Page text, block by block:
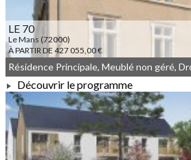
LE 70
Le Mans (72000)
À PARTIR DE 427 055,00 €
À PARTIR DE 427 055,00 €
Résidence Principale, Meublé non géré,
Découvrir le programme